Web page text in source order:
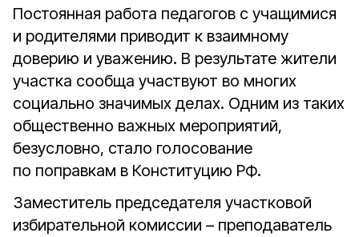
Постоянная работа педагогов с учащимися
и родителями приводит к взаимному
доверию и уважению. В результате жители
участка сообща участвуют во многих
социально значимых делах. Одним из таких
общественно важных мероприятий,
безусловно, стало голосование
по поправкам в Конституцию РФ.
Заместитель председателя участковой
избирательной комиссии – преподаватель